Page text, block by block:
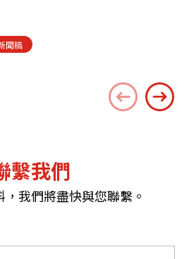
聞稿
繫我們
我們將盡快與您聯繫。